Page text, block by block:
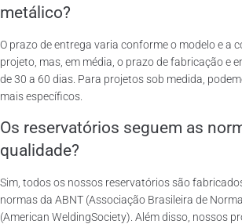
metálico?
O prazo de entrega varia conforme o modelo e a
projeto, mas, em média, o prazo de fabricação e
de 30 a 60 dias. Para projetos sob medida,
mais específicos.
Os reservatórios seguem as
qualidade?
Sim, todos os nossos reservatórios são
normas da ABNT (Associação Brasileira de
(American WeldingSociety). Além disso, nossos